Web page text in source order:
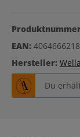
EAN:
Hersteller:
Du